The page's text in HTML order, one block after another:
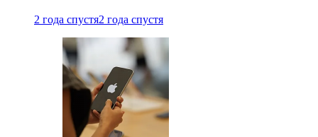
2 года спустя2 года спустя